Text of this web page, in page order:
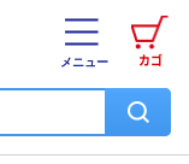
カゴ
メニュー